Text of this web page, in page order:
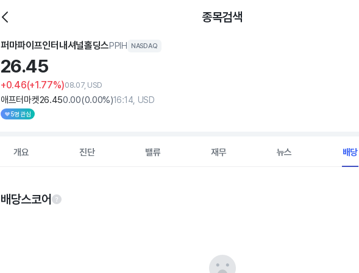
종목검색
퍼마파이프인터내셔널홀딩스PPIH NASDAQ
26.45
+0.46(+1.77%)08.07, USD
애프터마켓26.450.00(0.00%)16:14, USD
5명 관심
개요 진단 밸류 재무 뉴스 배당
배당스코어